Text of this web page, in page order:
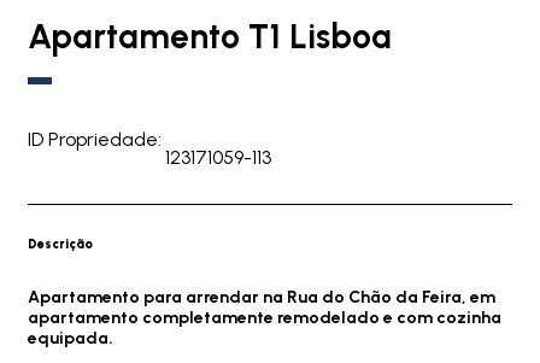
Apartamento T1 Lisboa
ID Propriedade:
123171059-113
Descrição
Apartamento para arrendar na Rua do Chão da Feira, em
apartamento completamente remodelado e com cozinha
equipada.